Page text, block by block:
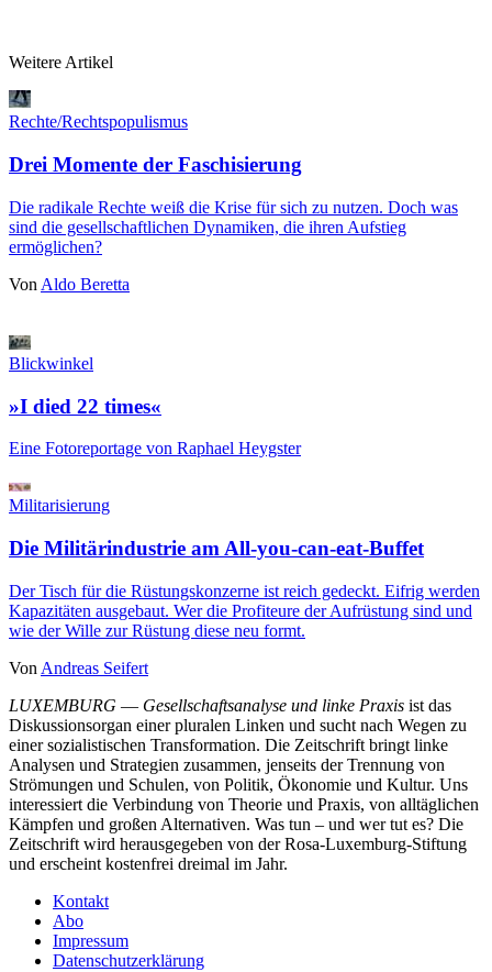
Weitere Artikel
Rechte/Rechtspopulismus
Drei Momente der Faschisierung
Die radikale Rechte weiß die Krise für sich zu nutzen. Doch was
sind die gesellschaftlichen Dynamiken, die ihren Aufstieg
ermöglichen?
Von Aldo Beretta
Blickwinkel
»I died 22 times«
Eine Fotoreportage von Raphael Heygster
Militarisierung
Die Militärindustrie am All-you-can-eat-Buffet
Der Tisch für die Rüstungskonzerne ist reich gedeckt. Eifrig werden
Kapazitäten ausgebaut. Wer die Profiteure der Aufrüstung sind und
wie der Wille zur Rüstung diese neu formt.
Von Andreas Seifert
LUXEMBURG — Gesellschaftsanalyse und linke Praxis ist das
Diskussionsorgan einer pluralen Linken und sucht nach Wegen zu
einer sozialistischen Transformation. Die Zeitschrift bringt linke
Analysen und Strategien zusammen, jenseits der Trennung von
Strömungen und Schulen, von Politik, Ökonomie und Kultur. Uns
interessiert die Verbindung von Theorie und Praxis, von alltäglichen
Kämpfen und großen Alternativen. Was tun – und wer tut es? Die
Zeitschrift wird herausgegeben von der Rosa-Luxemburg-Stiftung
und erscheint kostenfrei dreimal im Jahr.
Kontakt
Abo
Impressum
Datenschutzerklärung